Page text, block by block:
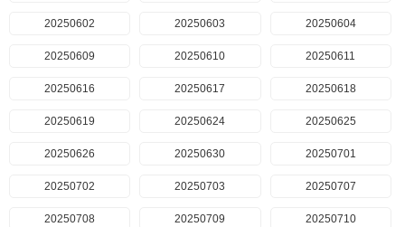
20250602 20250603 20250604
20250609 20250610 20250611
20250616 20250617 20250618
20250619 20250624 20250625
20250626 20250630 20250701
20250702 20250703 20250707
20250708 20250709 20250710